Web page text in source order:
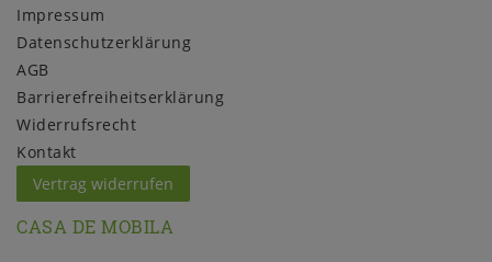
Impressum
Daten­schutz­erklärung
AGB
Barrierefreiheitserklärung
Widerrufs­recht
Kontakt
Vertrag widerrufen
CASA DE MOBILA